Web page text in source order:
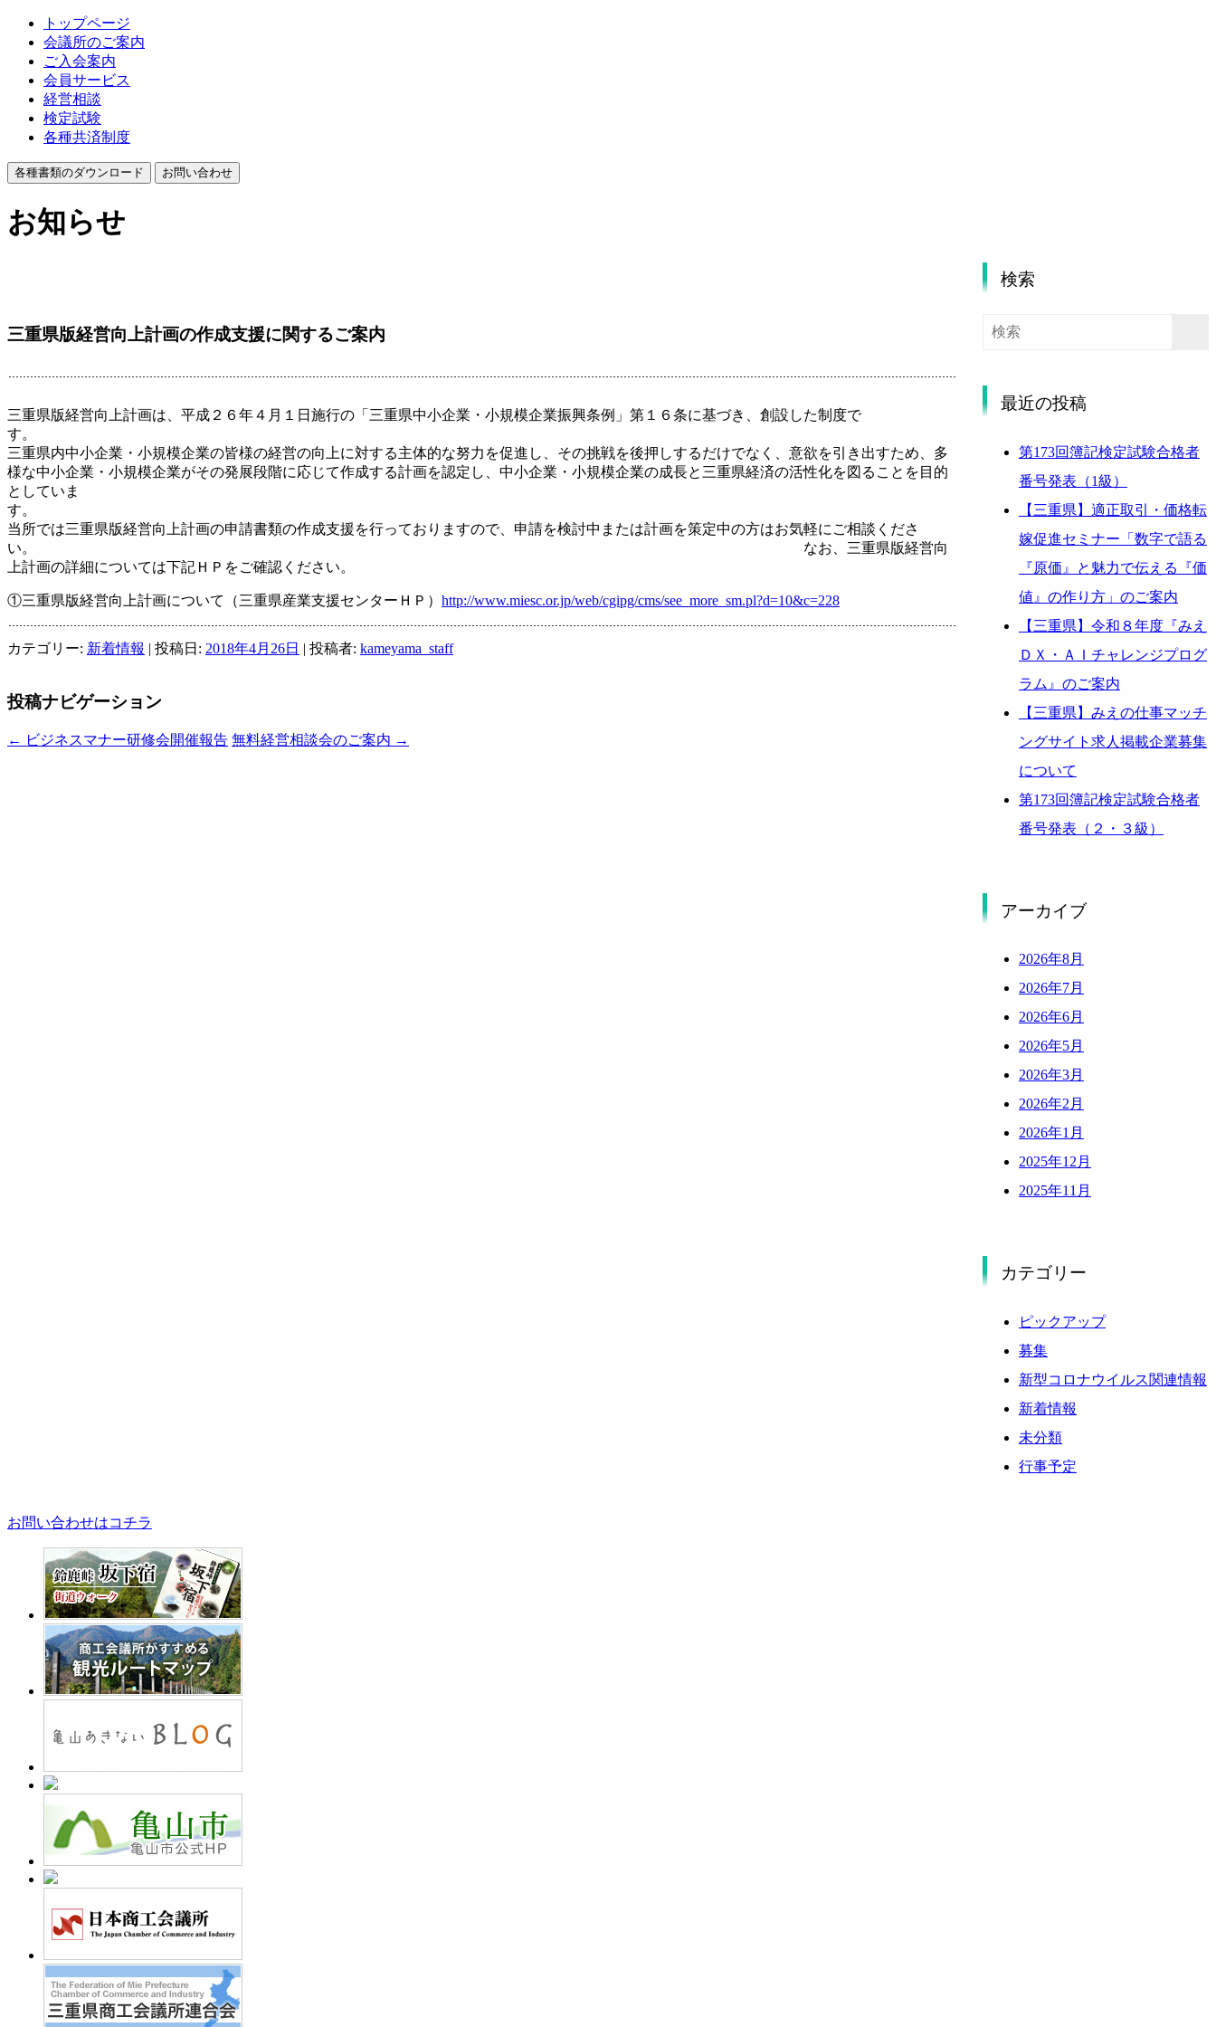
トップページ
会議所のご案内
ご入会案内
会員サービス
経営相談
検定試験
各種共済制度
各種書類のダウンロード お問い合わせ
お知らせ
三重県版経営向上計画の作成支援に関するご案内
三重県版経営向上計画は、平成２６年４月１日施行の「三重県中小企業・小規模企業振興条例」第１６条に基づき、創設した制度で
す。
三重県内中小企業・小規模企業の皆様の経営の向上に対する主体的な努力を促進し、その挑戦を後押しするだけでなく、意欲を引き出すため、多
様な中小企業・小規模企業がその発展段階に応じて作成する計画を認定し、中小企業・小規模企業の成長と三重県経済の活性化を図ることを目的
としていま
す。
当所では三重県版経営向上計画の申請書類の作成支援を行っておりますので、申請を検討中または計画を策定中の方はお気軽にご相談くださ
い。 なお、三重県版経営向
上計画の詳細については下記ＨＰをご確認ください。
①三重県版経営向上計画について（三重県産業支援センターＨＰ） http://www.miesc.or.jp/web/cgipg/cms/see_more_sm.pl?d=10&c=228
カテゴリー: 新着情報 | 投稿日: 2018年4月26日 | 投稿者: kameyama_staff
投稿ナビゲーション
← ビジネスマナー研修会開催報告 無料経営相談会のご案内 →
検索
最近の投稿
第173回簿記検定試験合格者
番号発表（1級）
【三重県】適正取引・価格転
嫁促進セミナー「数字で語る
『原価』と魅力で伝える『価
値』の作り方」のご案内
【三重県】令和８年度『みえ
ＤＸ・ＡＩチャレンジプログ
ラム』のご案内
【三重県】みえの仕事マッチ
ングサイト求人掲載企業募集
について
第173回簿記検定試験合格者
番号発表（２・３級）
アーカイブ
2026年8月
2026年7月
2026年6月
2026年5月
2026年3月
2026年2月
2026年1月
2025年12月
2025年11月
2025年7月
カテゴリー
ピックアップ
募集
新型コロナウイルス関連情報
新着情報
未分類
行事予定
お問い合わせはコチラ